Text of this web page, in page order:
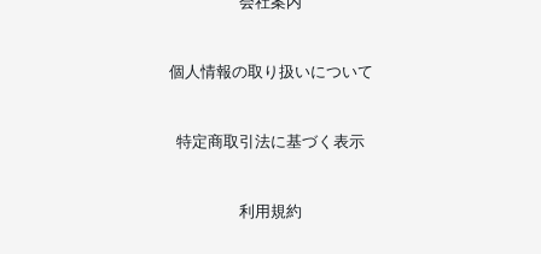
個人情報の取り扱いについて
特定商取引法に基づく表示
利用規約